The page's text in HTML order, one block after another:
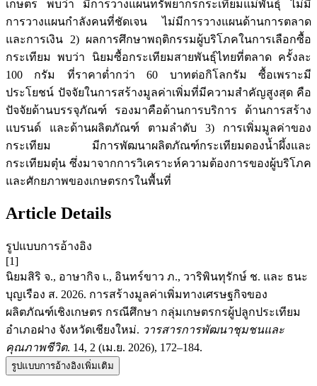
เกษตร พบว่า มีการวางแผนทรัพยากรกระเทียมแม่พันธุ์ ไม่มี
การวางแผนกำลังคนที่ชัดเจน ไม่มีการวางแผนด้านการตลาด
และการเงิน 2) ผลการศึกษาพฤติกรรมผู้บริโภคในการเลือกซื้อ
กระเทียม พบว่า นิยมซื้อกระเทียมสายพันธุ์ไทยที่ตลาด ครั้งละ
100 กรัม ที่ราคาต่ำกว่า 60 บาทต่อกิโลกรัม ซื้อเพราะมี
ประโยชน์ ปัจจัยในการสร้างมูลค่าเพิ่มที่มีความสำคัญสูงสุด คือ
ปัจจัยด้านบรรจุภัณฑ์ รองมาคือด้านการบริการ ด้านการสร้าง
แบรนด์ และด้านผลิตภัณฑ์ ตามลำดับ 3) การเพิ่มมูลค่าของ
กระเทียม มีการพัฒนาผลิตภัณฑ์กระเทียมดองน้ำผึ้งและ
กระเทียมตุ๋น ซึ่งมาจากการวิเคราะห์ความต้องการของผู้บริโภค
และศักยภาพของเกษตรกรในพื้นที่
Article Details
รูปแบบการอ้างอิง
[1]
นิยมสิริ จ., อาษากิจ เ., อินทร์ขาว ภ., วาริพินทุรักษ์ ช. และ ธนะ
บุญเรือง ส. 2026. การสร้างมูลค่าเพิ่มทางเศรษฐกิจของ
ผลิตภัณฑ์เชิงเกษตร กรณีศึกษา กลุ่มเกษตรกรผู้ปลูกประเทียม
อำเภอฝาง จังหวัดเชียงใหม่. วารสารการพัฒนาชุมชนและ
คุณภาพชีวิต. 14, 2 (เม.ย. 2026), 172–184.
รูปแบบการอ้างอิงเพิ่มเติม